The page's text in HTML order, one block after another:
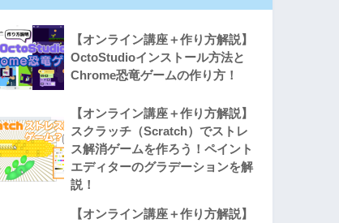
【オンライン講座＋作り方解説】
OctoStudioインストール方法と
Chrome恐竜ゲームの作り方！
【オンライン講座＋作り方解説】
スクラッチ（Scratch）でストレ
ス解消ゲームを作ろう！ペイント
エディターのグラデーションを解
説！
【オンライン講座＋作り方解説】